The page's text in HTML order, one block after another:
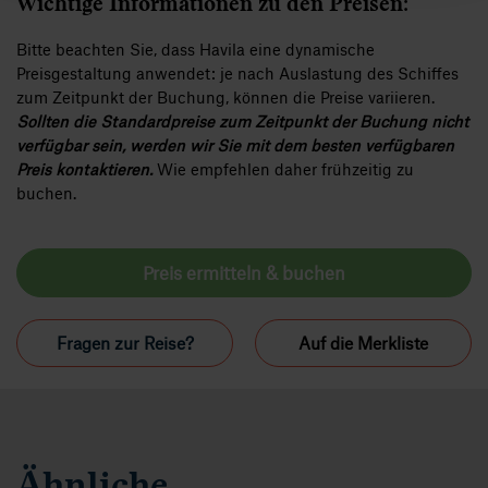
Bitte beachten Sie, dass Havila eine dynamische
Preisgestaltung anwendet: je nach Auslastung des Schiffes
zum Zeitpunkt der Buchung, können die Preise variieren.
Sollten die Standardpreise zum Zeitpunkt der Buchung nicht
verfügbar sein, werden wir Sie mit dem besten verfügbaren
Preis kontaktieren. Wie empfehlen daher frühzeitig zu
buchen.
Preis ermitteln & buchen
Fragen zur Reise? Auf die Merkliste